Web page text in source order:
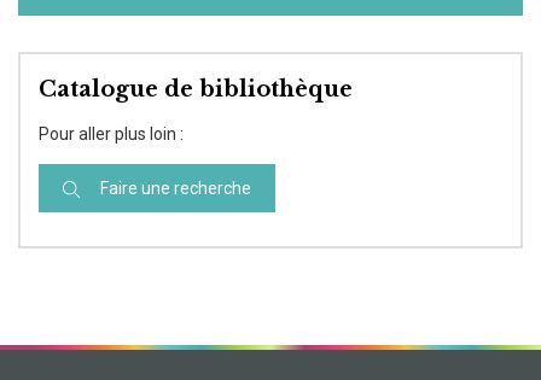
Catalogue de bibliothèque
Pour aller plus loin :
Faire une recherche